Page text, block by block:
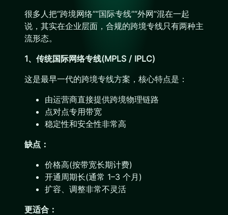
很多人把“跨境网络”“国际专线”“外网”混在一起
说，其实在企业层面，合规的跨境专线只有两种主
流形态。
1、传统国际网络专线(MPLS / IPLC)
这是最早一代的跨境专线方案，核心特点是：
由运营商直接提供跨境物理链路
点对点专用带宽
稳定性和安全性非常高
缺点：
价格高(按带宽长期计费)
开通周期长(通常 1–3 个月)
扩容、调整非常不灵活
更适合：